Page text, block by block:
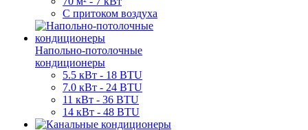
С притоком воздуха
Напольно-потолочные
кондиционеры
5.5 кВт - 18 BTU
7.0 кВт - 24 BTU
11 кВт - 36 BTU
14 кВт - 48 BTU